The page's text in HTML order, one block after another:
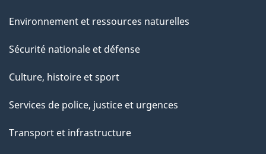
Environnement et ressources naturelles
Sécurité nationale et défense
Culture, histoire et sport
Services de police, justice et urgences
Transport et infrastructure